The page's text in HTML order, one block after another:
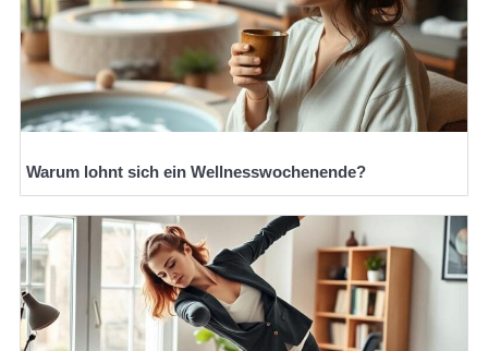
Warum lohnt sich ein Wellnesswochenende?